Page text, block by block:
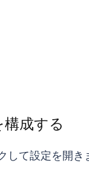
成する
て設定を開き